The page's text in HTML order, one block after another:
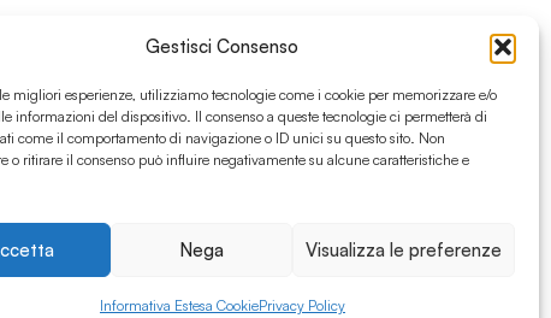
Gestisci Consenso
migliori esperienze, utilizziamo tecnologie come i cookie per memorizzare e/o
informazioni del dispositivo. Il consenso a queste tecnologie ci permetterà di
come il comportamento di navigazione o ID unici su questo sito. Non
o ritirare il consenso può influire negativamente su alcune caratteristiche e
Nega Visualizza le preferenze
Informativa Estesa CookiePrivacy Policy